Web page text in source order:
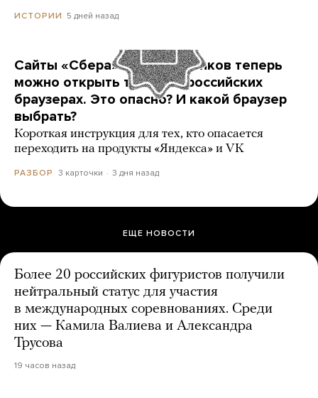
ИСТОРИИ 5 дней назад
Сайты «Сбера» и других банков теперь
можно открыть только в российских
браузерах. Это опасно? И какой браузер
выбрать?
Короткая инструкция для тех, кто опасается
переходить на продукты «Яндекса» и VK
РАЗБОР 3 карточки 3 дня назад
ЕЩЕ НОВОСТИ
Более 20 российских фигуристов получили
нейтральный статус для участия
в международных соревнованиях. Среди
них — Камила Валиева и Александра
Трусова
19 часов назад